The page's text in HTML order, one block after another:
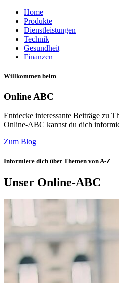
Home
Produkte
Dienstleistungen
Technik
Gesundheit
Finanzen
Willkommen beim
Online ABC
Entdecke interessante Beiträge zu
Online-ABC kannst du dich
Zum Blog
Informiere dich über Themen von A-Z
Unser Online-ABC